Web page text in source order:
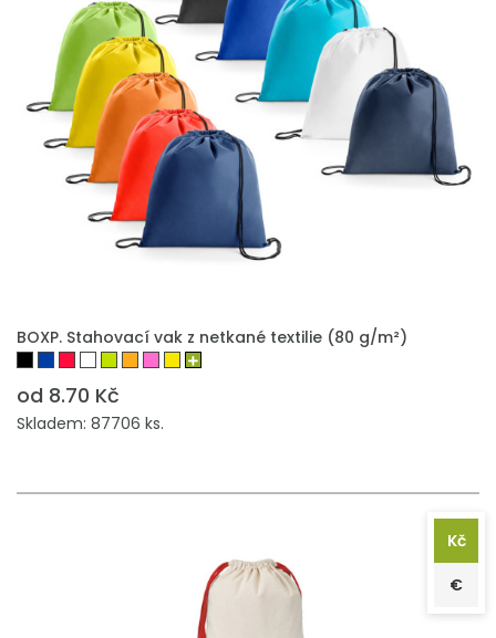
PŘIDAT DO POPTÁVKY
BOXP. Stahovací vak z netkané textilie (80 g/m²)
od 8.70 Kč
Skladem: 87706 ks.
Kč
€